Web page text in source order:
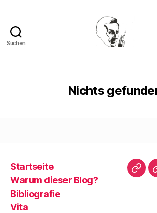
Suchen
Nichts
Startseite
Warum dieser Blog?
Bibliografie
Vita